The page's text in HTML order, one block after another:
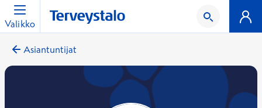
Valikko
Asiantuntijat